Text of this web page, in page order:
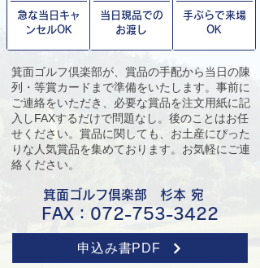
急な当日キャ
ンセルOK
当日現品での
お渡し
手ぶらで来場
OK
箕面ゴルフ倶楽部が、賞品の手配から当日の陳
列・等賞カードまで準備をいたします。事前に
ご連絡をいただき、必要な賞品を注文用紙に記
入しFAXするだけで問題なし。後のことはお任
せください。賞品に関しても、お土産にぴった
りな人気賞品を集めております。お気軽にご連
絡ください。
​箕面ゴルフ倶楽部 杉本 宛
FAX：072-753-3422
申込み書PDF